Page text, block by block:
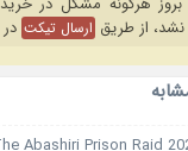
از طریق ارسال تیکت